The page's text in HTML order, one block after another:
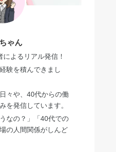
ゃん
よるリアル発信！
験を積んできまし
々や、40代からの働
を発信しています。
なの？」「40代での
の人間関係がしんど